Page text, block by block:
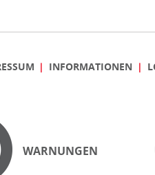
INFORMATIONEN
WARNUNGEN